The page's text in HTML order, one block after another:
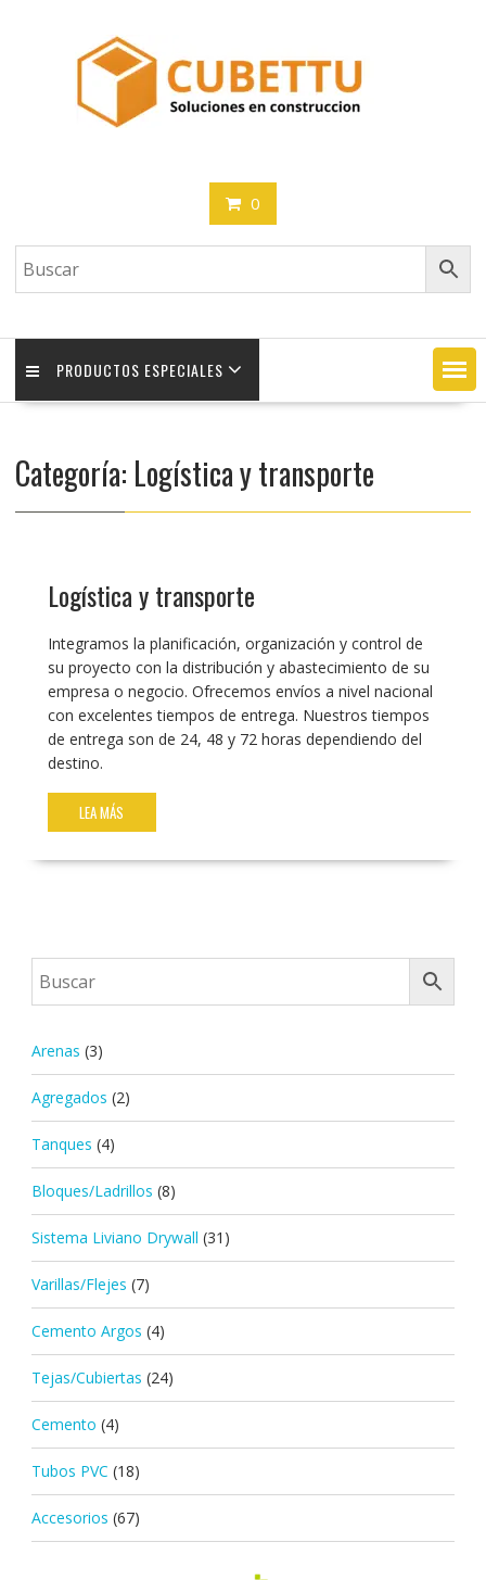
0
PRODUCTOS ESPECIALES
Categoría: Logística y transporte
Logística y transporte
Integramos la planificación, organización y control de
su proyecto con la distribución y abastecimiento de su
empresa o negocio. Ofrecemos envíos a nivel nacional
con excelentes tiempos de entrega. Nuestros tiempos
de entrega son de 24, 48 y 72 horas dependiendo del
destino.
LEA MÁS
Arenas (3)
Agregados (2)
Tanques (4)
Bloques/Ladrillos (8)
Sistema Liviano Drywall (31)
Varillas/Flejes (7)
Cemento Argos (4)
Tejas/Cubiertas (24)
Cemento (4)
Tubos PVC (18)
Accesorios (67)